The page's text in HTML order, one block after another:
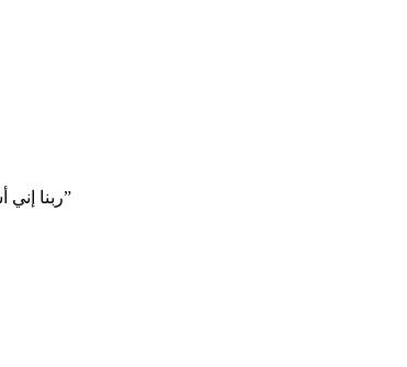
“ربنا إني أسكنت من ذريتي بواد غير ذي زرع عند بيتك المحرم ربنا ليقيموا الصلاة”